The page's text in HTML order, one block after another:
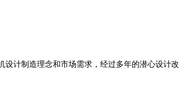
计制造理念和市场需求，经过多年的潜心设计改